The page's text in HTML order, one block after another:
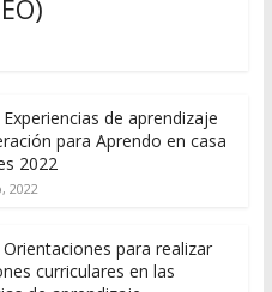
de aprendizaje
para Aprendo en casa
2022
2022
Orientaciones para realizar
curriculares en las